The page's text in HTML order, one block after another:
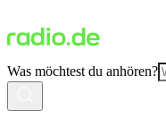
Was möchtest du anhören?